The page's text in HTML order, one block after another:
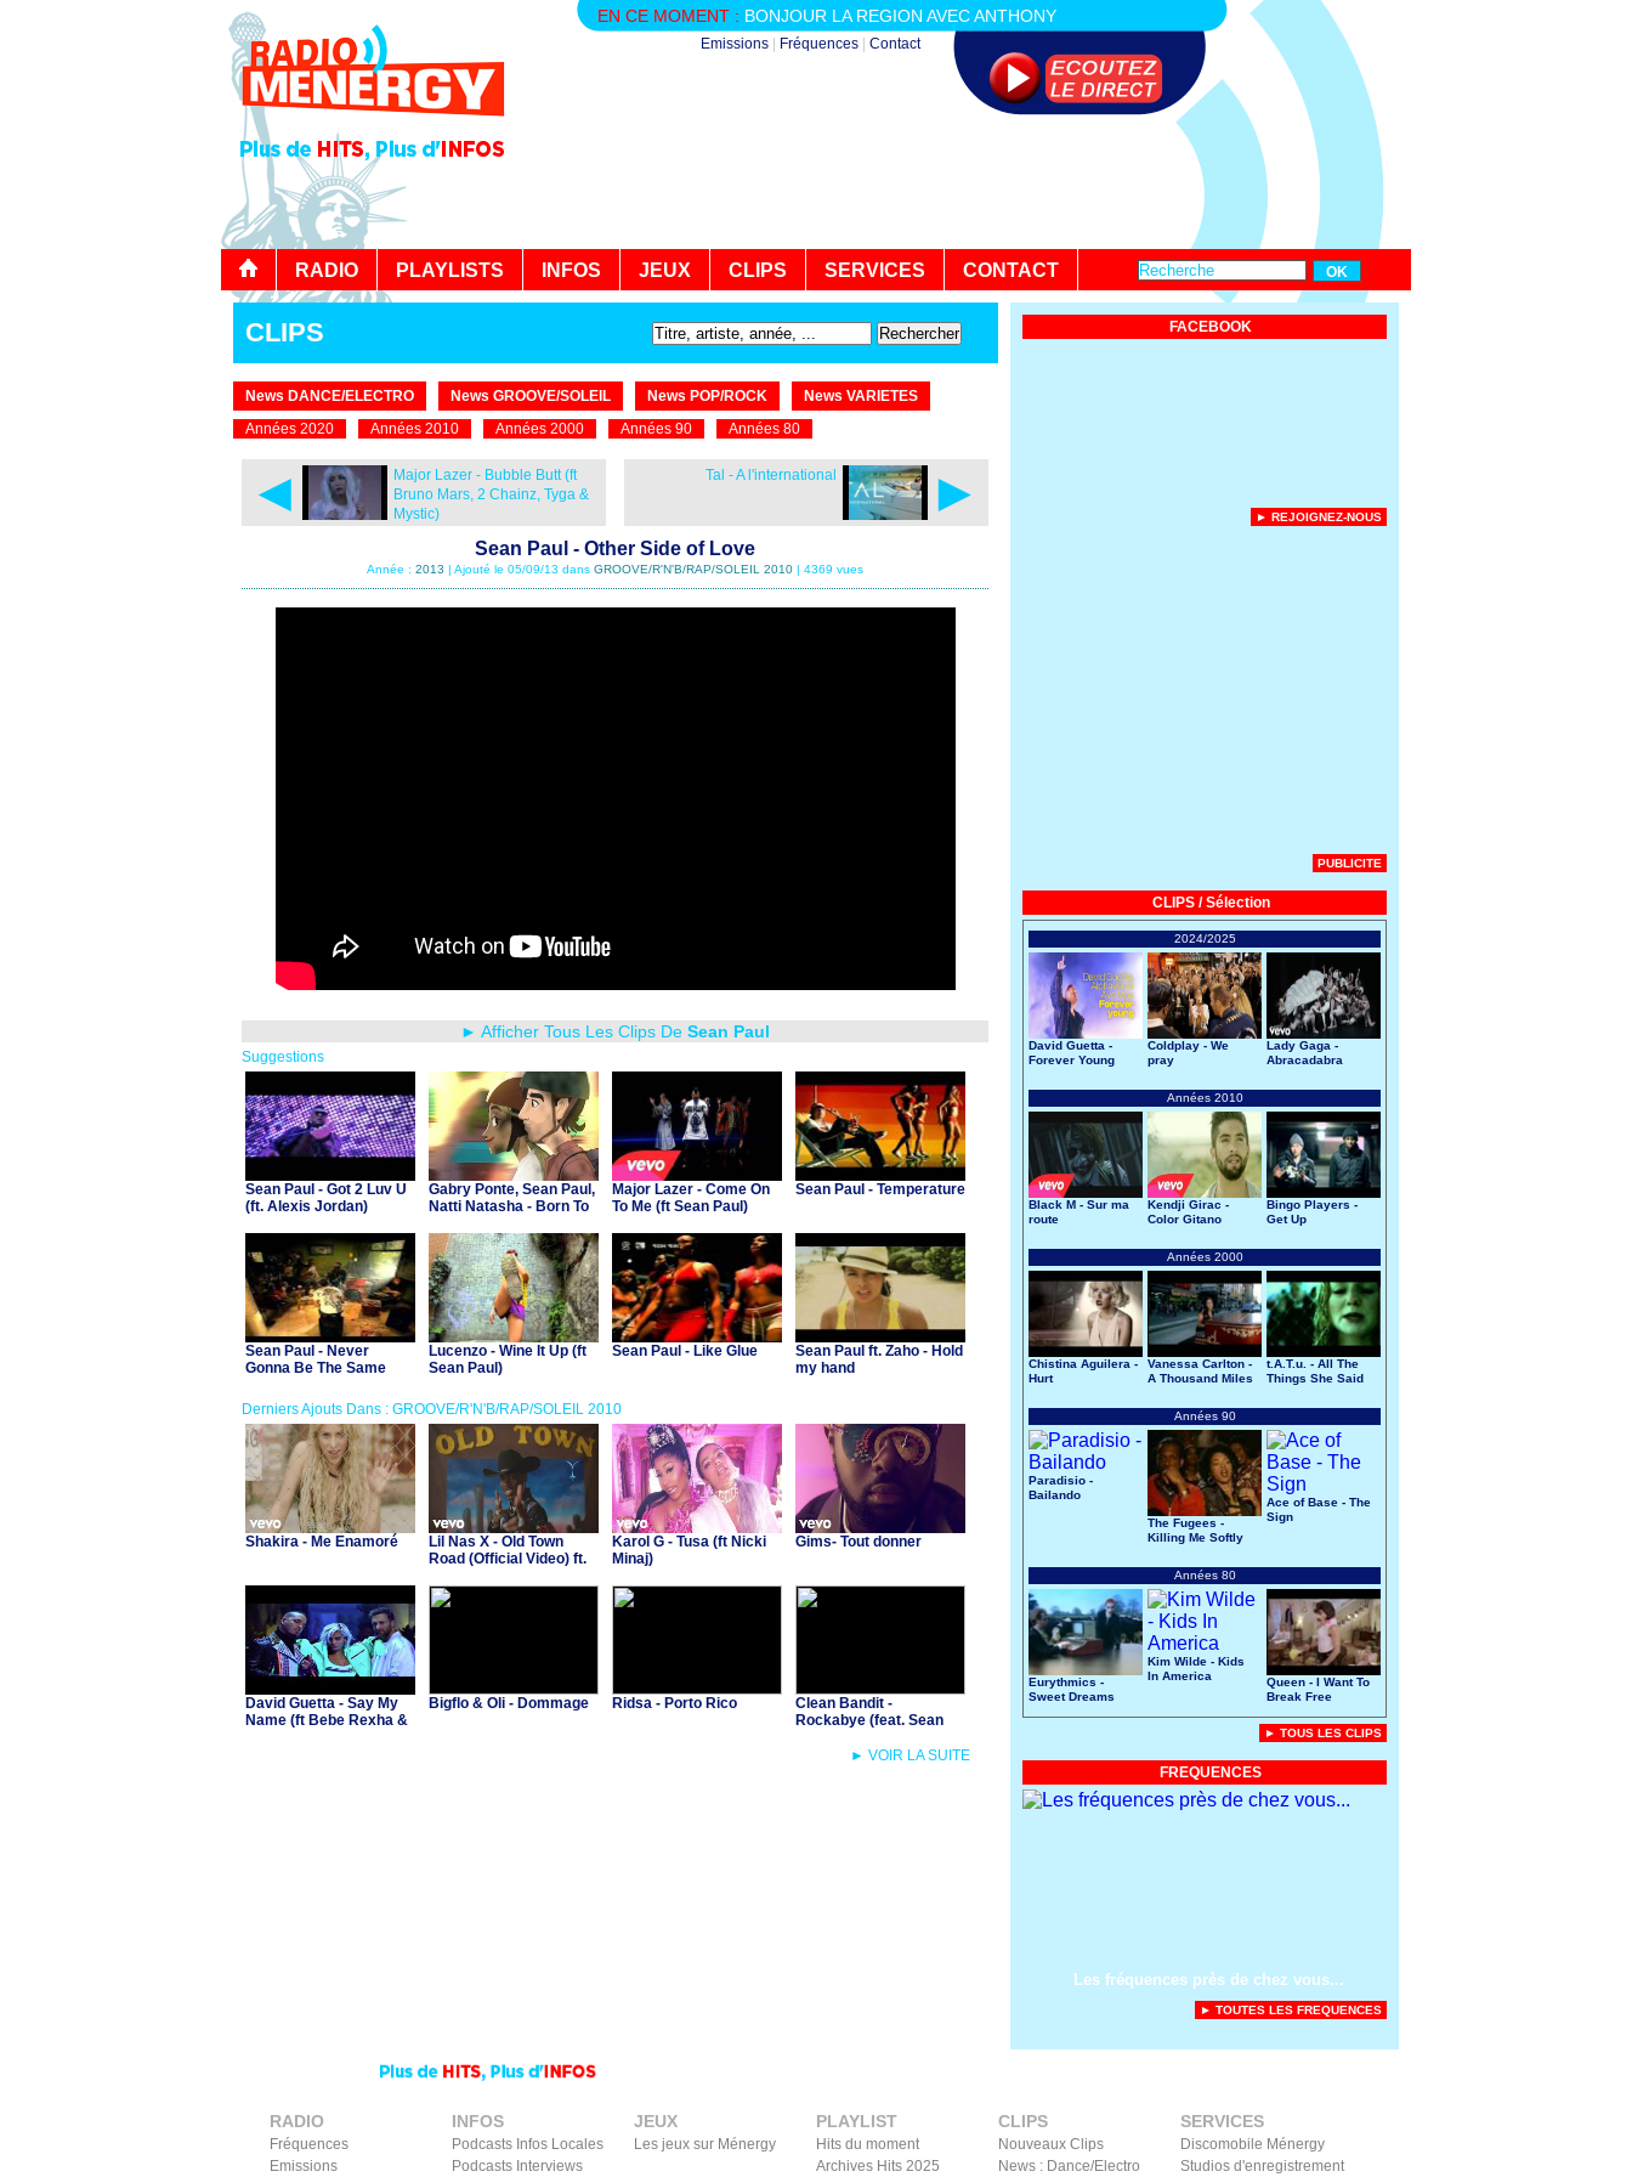
EN CE MOMENT : BONJOUR LA REGION AVEC ANTHONY
Emissions Fréquences Contact
RADIO PLAYLISTS INFOS JEUX CLIPS SERVICES CONTACT
CLIPS
News DANCE/ELECTRO News GROOVE/SOLEIL News POP/ROCK
News VARIETES
Années 2020
Années 2010 Années 2000 Années 90 Années 80
◄
Major Lazer - Bubble Butt (ft
Bruno Mars, 2 Chainz, Tyga &
Mystic)
►
Tal - A l'international
Sean Paul - Other Side of Love
Année : 2013 | Ajouté le 05/09/13 dans GROOVE/R'N'B/RAP/SOLEIL 2010 | 4369 vues
► Afficher Tous Les Clips De Sean Paul
Suggestions
Sean Paul - Got 2 Luv U
(ft. Alexis Jordan)
Gabry Ponte, Sean Paul,
Natti Natasha - Born To
Major Lazer - Come On
To Me (ft Sean Paul)
Sean Paul - Temperature
Sean Paul - Never
Gonna Be The Same
Lucenzo - Wine It Up (ft
Sean Paul)
Sean Paul - Like Glue
Sean Paul ft. Zaho - Hold
my hand
Derniers Ajouts Dans : GROOVE/R'N'B/RAP/SOLEIL 2010
Shakira - Me Enamoré
Lil Nas X - Old Town
Road (Official Video) ft.
Karol G - Tusa (ft Nicki
Minaj)
Gims- Tout donner
David Guetta - Say My
Name (ft Bebe Rexha &
Bigflo & Oli - Dommage Ridsa - Porto Rico
Clean Bandit -
Rockabye (feat. Sean
► VOIR LA SUITE
FACEBOOK
► REJOIGNEZ-NOUS
PUBLICITE
CLIPS / Sélection
2024/2025
David Guetta -
Forever Young
Coldplay - We
pray
Lady Gaga -
Abracadabra
Années 2010
Black M - Sur ma
route
Kendji Girac -
Color Gitano
Bingo Players -
Get Up
Années 2000
Chistina Aguilera -
Hurt
Vanessa Carlton -
A Thousand Miles
t.A.T.u. - All The
Things She Said
Années 90
Paradisio -
Bailando
The Fugees -
Killing Me Softly
Ace of Base - The
Sign
Années 80
Eurythmics -
Sweet Dreams
Kim Wilde - Kids
In America
Queen - I Want To
Break Free
► TOUS LES CLIPS
FREQUENCES
Les fréquences près de chez vous...
► TOUTES LES FREQUENCES
RADIO
Fréquences
Emissions
INFOS
Podcasts Infos Locales
Podcasts Interviews
JEUX
Les jeux sur Ménergy
PLAYLIST
Hits du moment
Archives Hits 2025
CLIPS
Nouveaux Clips
News : Dance/Electro
SERVICES
Discomobile Ménergy
Studios d'enregistrement